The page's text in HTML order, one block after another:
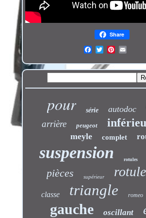
Share
pour série autodoc
arrière peugeot
meyle complet
suspension rotules
pièces supérieur rotule
classe triangle romeo
gauche oscillant